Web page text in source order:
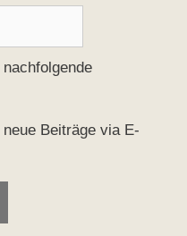
Beiträge via E-